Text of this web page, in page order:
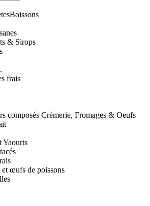
Boissons
& Sirops
frais
composés Crèmerie, Fromages & Oeufs
Yaourts
et œufs de poissons